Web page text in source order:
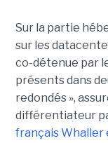
Sur la partie
sur les
co-détenue par
présents dans
redondés »,
différentiateur
français Whaller